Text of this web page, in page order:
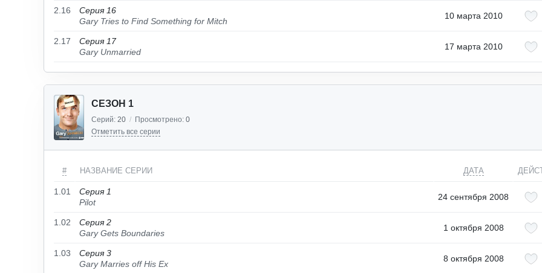
2.16
Серия 16
Gary Tries to Find Something for Mitch
10 марта 2010
2.17
Серия 17
Gary Unmarried
17 марта 2010
СЕЗОН 1
Серий: 20 / Просмотрено: 0
Отметить все серии
# НАЗВАНИЕ СЕРИИ ДАТА
1.01
Серия 1
Pilot
24 сентября 2008
1.02
Серия 2
Gary Gets Boundaries
1 октября 2008
1.03
Серия 3
Gary Marries off His Ex
8 октября 2008